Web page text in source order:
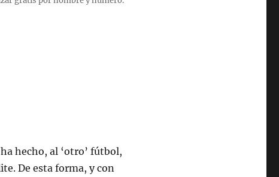
hecho, al ‘otro’ fútbol,
De esta forma, y con